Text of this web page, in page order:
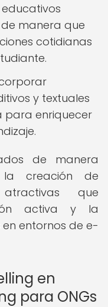
manera que
cotidianas
y textuales
para enriquecer
de manera
la creación de
que
activa y la
entornos de e-
en
para ONGs